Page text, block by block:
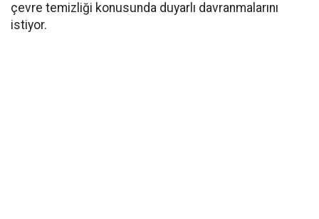
çevre temizliği konusunda duyarlı davranmalarını
istiyor.